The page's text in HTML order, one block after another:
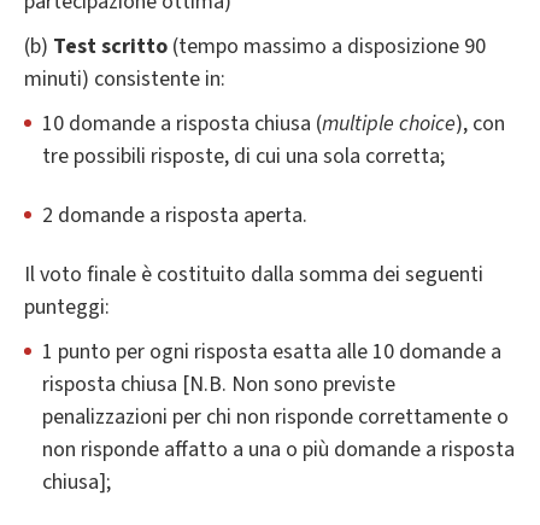
(b) Test scritto (tempo massimo a disposizione 90
minuti) consistente in:
10 domande a risposta chiusa (multiple choice), con
tre possibili risposte, di cui una sola corretta;
2 domande a risposta aperta.
Il voto finale è costituito dalla somma dei seguenti
punteggi:
1 punto per ogni risposta esatta alle 10 domande a
risposta chiusa [N.B. Non sono previste
penalizzazioni per chi non risponde correttamente o
non risponde affatto a una o più domande a risposta
chiusa];